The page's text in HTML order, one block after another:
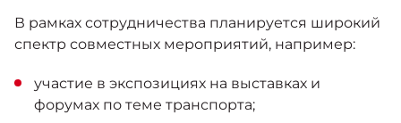
кроссовер
от 3 125 000 ₽*
В рамках сотрудничества планируется широкий
спектр совместных мероприятий, например:
участие в экспозициях на выставках и
форумах по теме транспорта;